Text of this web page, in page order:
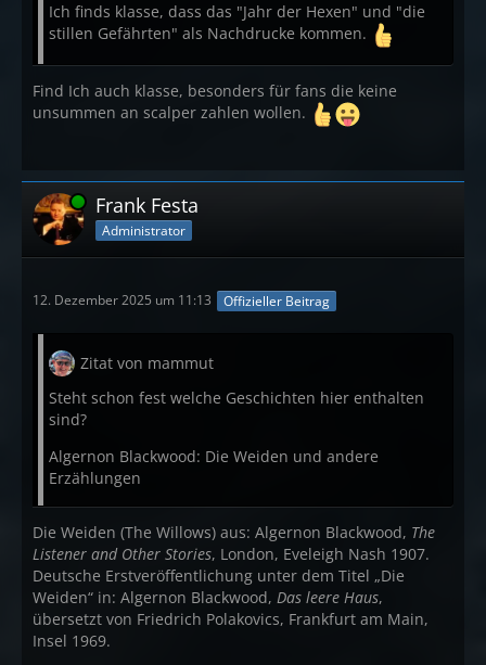
Ich finds klasse, dass das "Jahr der Hexen" und "die
stillen Gefährten" als Nachdrucke kommen.
Find Ich auch klasse, besonders für fans die keine
unsummen an scalper zahlen wollen.
Online Frank Festa
Administrator
12. Dezember 2025 um 11:13 Offizieller Beitrag
Zitat von mammut
Steht schon fest welche Geschichten hier enthalten
sind?
Algernon Blackwood: Die Weiden und andere
Erzählungen
Die Weiden (The Willows) aus: Algernon Blackwood, The
Listener and Other Stories, London, Eveleigh Nash 1907.
Deutsche Erstveröffentlichung unter dem Titel „Die
Weiden“ in: Algernon Blackwood, Das leere Haus,
übersetzt von Friedrich Polakovics, Frankfurt am Main,
Insel 1969.